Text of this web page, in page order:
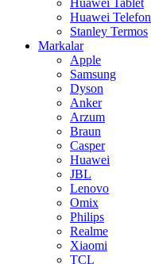
Huawei Telefon
Stanley Termos
Markalar
Apple
Samsung
Dyson
Anker
Arzum
Braun
Casper
Huawei
JBL
Lenovo
Omix
Philips
Realme
Xiaomi
TCL